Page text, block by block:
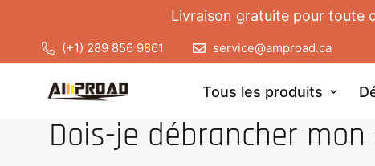
Livraison gratuite pour toute
(+1) 289 856 9861 service@amproad.ca
Tous les produits
Dois-je débrancher mon